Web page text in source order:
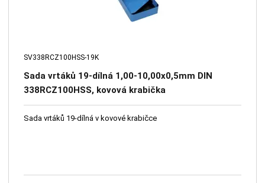
SV338RCZ100HSS-19K
Sada vrtáků 19-dílná 1,00-10,00x0,5mm DIN
338RCZ100HSS, kovová krabička
Sada vrtáků 19-dílná v kovové krabičce